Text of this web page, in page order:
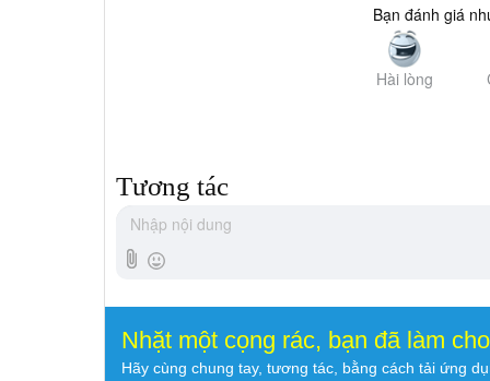
Bạn đánh giá
Hài lòng
Tương tác
Nhặt một cọng rác, bạn đã làm
Hãy cùng chung tay, tương tác, bằng cách tải ứng